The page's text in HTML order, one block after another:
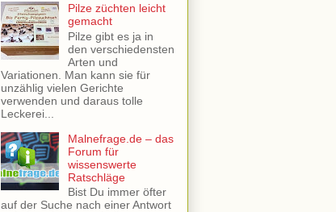
Pilze züchten leicht
gemacht
Pilze gibt es ja in
den verschiedensten
Arten und
Variationen. Man kann sie für
unzählig vielen Gerichte
verwenden und daraus tolle
Leckerei...
Malnefrage.de – das
Forum für
wissenswerte
Ratschläge
Bist Du immer öfter
auf der Suche nach einer Antwort